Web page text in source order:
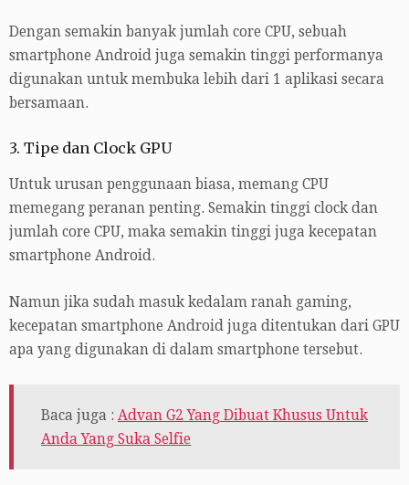
Dengan semakin banyak jumlah core CPU, sebuah
smartphone Android juga semakin tinggi performanya
digunakan untuk membuka lebih dari 1 aplikasi secara
bersamaan.
3. Tipe dan Clock GPU
Untuk urusan penggunaan biasa, memang CPU
memegang peranan penting. Semakin tinggi clock dan
jumlah core CPU, maka semakin tinggi juga kecepatan
smartphone Android.
Namun jika sudah masuk kedalam ranah gaming,
kecepatan smartphone Android juga ditentukan dari GPU
apa yang digunakan di dalam smartphone tersebut.
Baca juga : Advan G2 Yang Dibuat Khusus Untuk
Anda Yang Suka Selfie